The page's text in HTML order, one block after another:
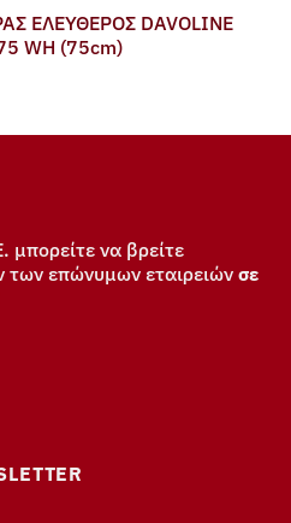
ΕΛΕΥΘΕΡΟΣ DAVOLINE
WH (75cm)
μπορείτε να βρείτε
των επώνυμων εταιρειών σε